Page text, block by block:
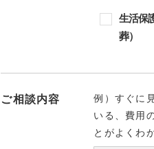
生活保
葬）
ご相談内容
例）すぐに
いる、費用
とがよくわ